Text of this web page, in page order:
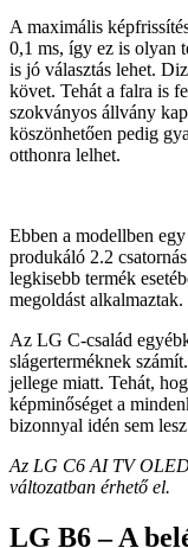
A maximális
0,1 ms, így ez is olyan
is jó választás lehet.
követ. Tehát a falra is
szokványos állvány
köszönhetően pedig
otthonra lelhet.
Ebben a modellben
produkáló 2.2
legkisebb termék
megoldást alkalmaztak.
Az LG C-család
slágerterméknek
jellege miatt. Tehát,
képminőséget a
bizonnyal idén sem
Az LG C6 AI TV
változatban érhető el.
LG B6 – A